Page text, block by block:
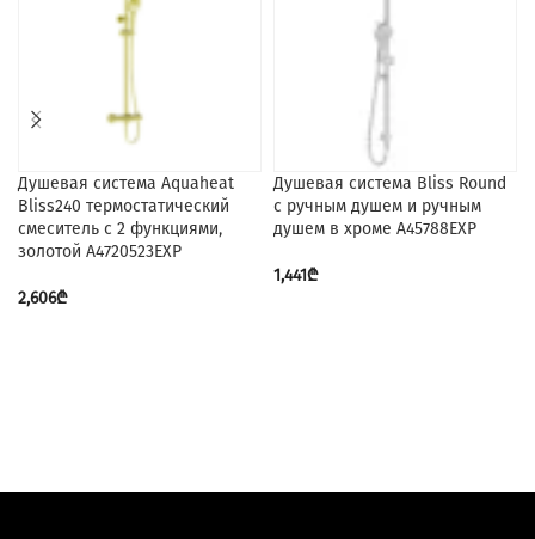
Душевая система Aquaheat
Bliss240 термостатический
смеситель с 2 функциями,
золотой A4720523EXP
2,606₾
Душевая система Bliss Round
с ручным душем и ручным
душем в хроме A45788EXP
1,441₾